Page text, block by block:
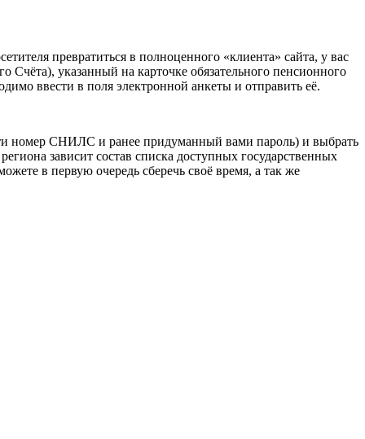
превратиться в полноценного «клиента» сайта, у вас
указанный на карточке обязательного пенсионного
ввести в поля электронной анкеты и отправить её.
номер СНИЛС и ранее придуманный вами пароль) и выбрать
зависит состав списка доступных государственных
в первую очередь сберечь своё время, а так же